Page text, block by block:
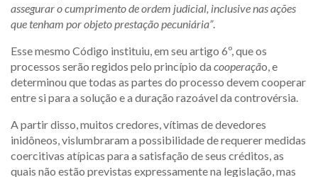
assegurar o cumprimento de ordem judicial, inclusive nas ações
que tenham por objeto prestação pecuniária”.
Esse mesmo Código instituiu, em seu artigo 6º, que os
processos serão regidos pelo princípio da cooperação, e
determinou que todas as partes do processo devem cooperar
entre si para a solução e a duração razoável da controvérsia.
A partir disso, muitos credores, vítimas de devedores
inidôneos, vislumbraram a possibilidade de requerer medidas
coercitivas atípicas para a satisfação de seus créditos, as
quais não estão previstas expressamente na legislação, mas